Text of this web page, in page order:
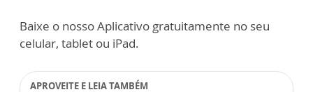
Baixe o nosso Aplicativo gratuitamente no seu
celular, tablet ou iPad.
APROVEITE E LEIA TAMBÉM